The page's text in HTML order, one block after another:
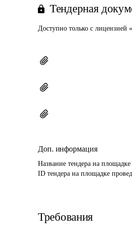
Тендерная
Доступно только с лицензией
Доп. информация
Название тендера на
ID тендера на площадке
Требования